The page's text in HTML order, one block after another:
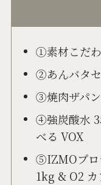
①素材こだ
②あんバタ
③焼肉ザパン
④強炭酸水
べる VOX
⑤IZMOプロ
1kg & O2